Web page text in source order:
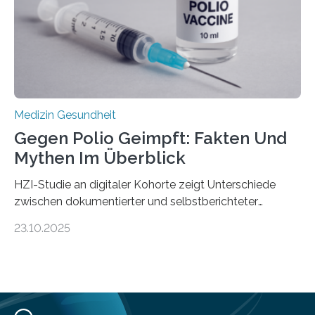
Schwachstelle im Erbgut einer Untergruppe des
Medulloblastoms gefunden. Die Wilhelm Sander-
Stiftung unterstützte das Projekt…
Medizin Gesundheit
Gegen Polio Geimpft: Fakten Und
Mythen Im Überblick
HZI-Studie an digitaler Kohorte zeigt Unterschiede
zwischen dokumentierter und selbstberichteter
Kinderlähmung, ist eine ansteckende Krankheit, die
nur noch in zwei Ländern endemisch. Bis das Virus
23.10.2025